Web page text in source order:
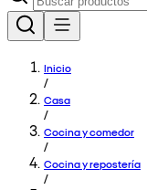
Inicio
/
Casa
/
Cocina y comedor
/
Cocina y repostería
/